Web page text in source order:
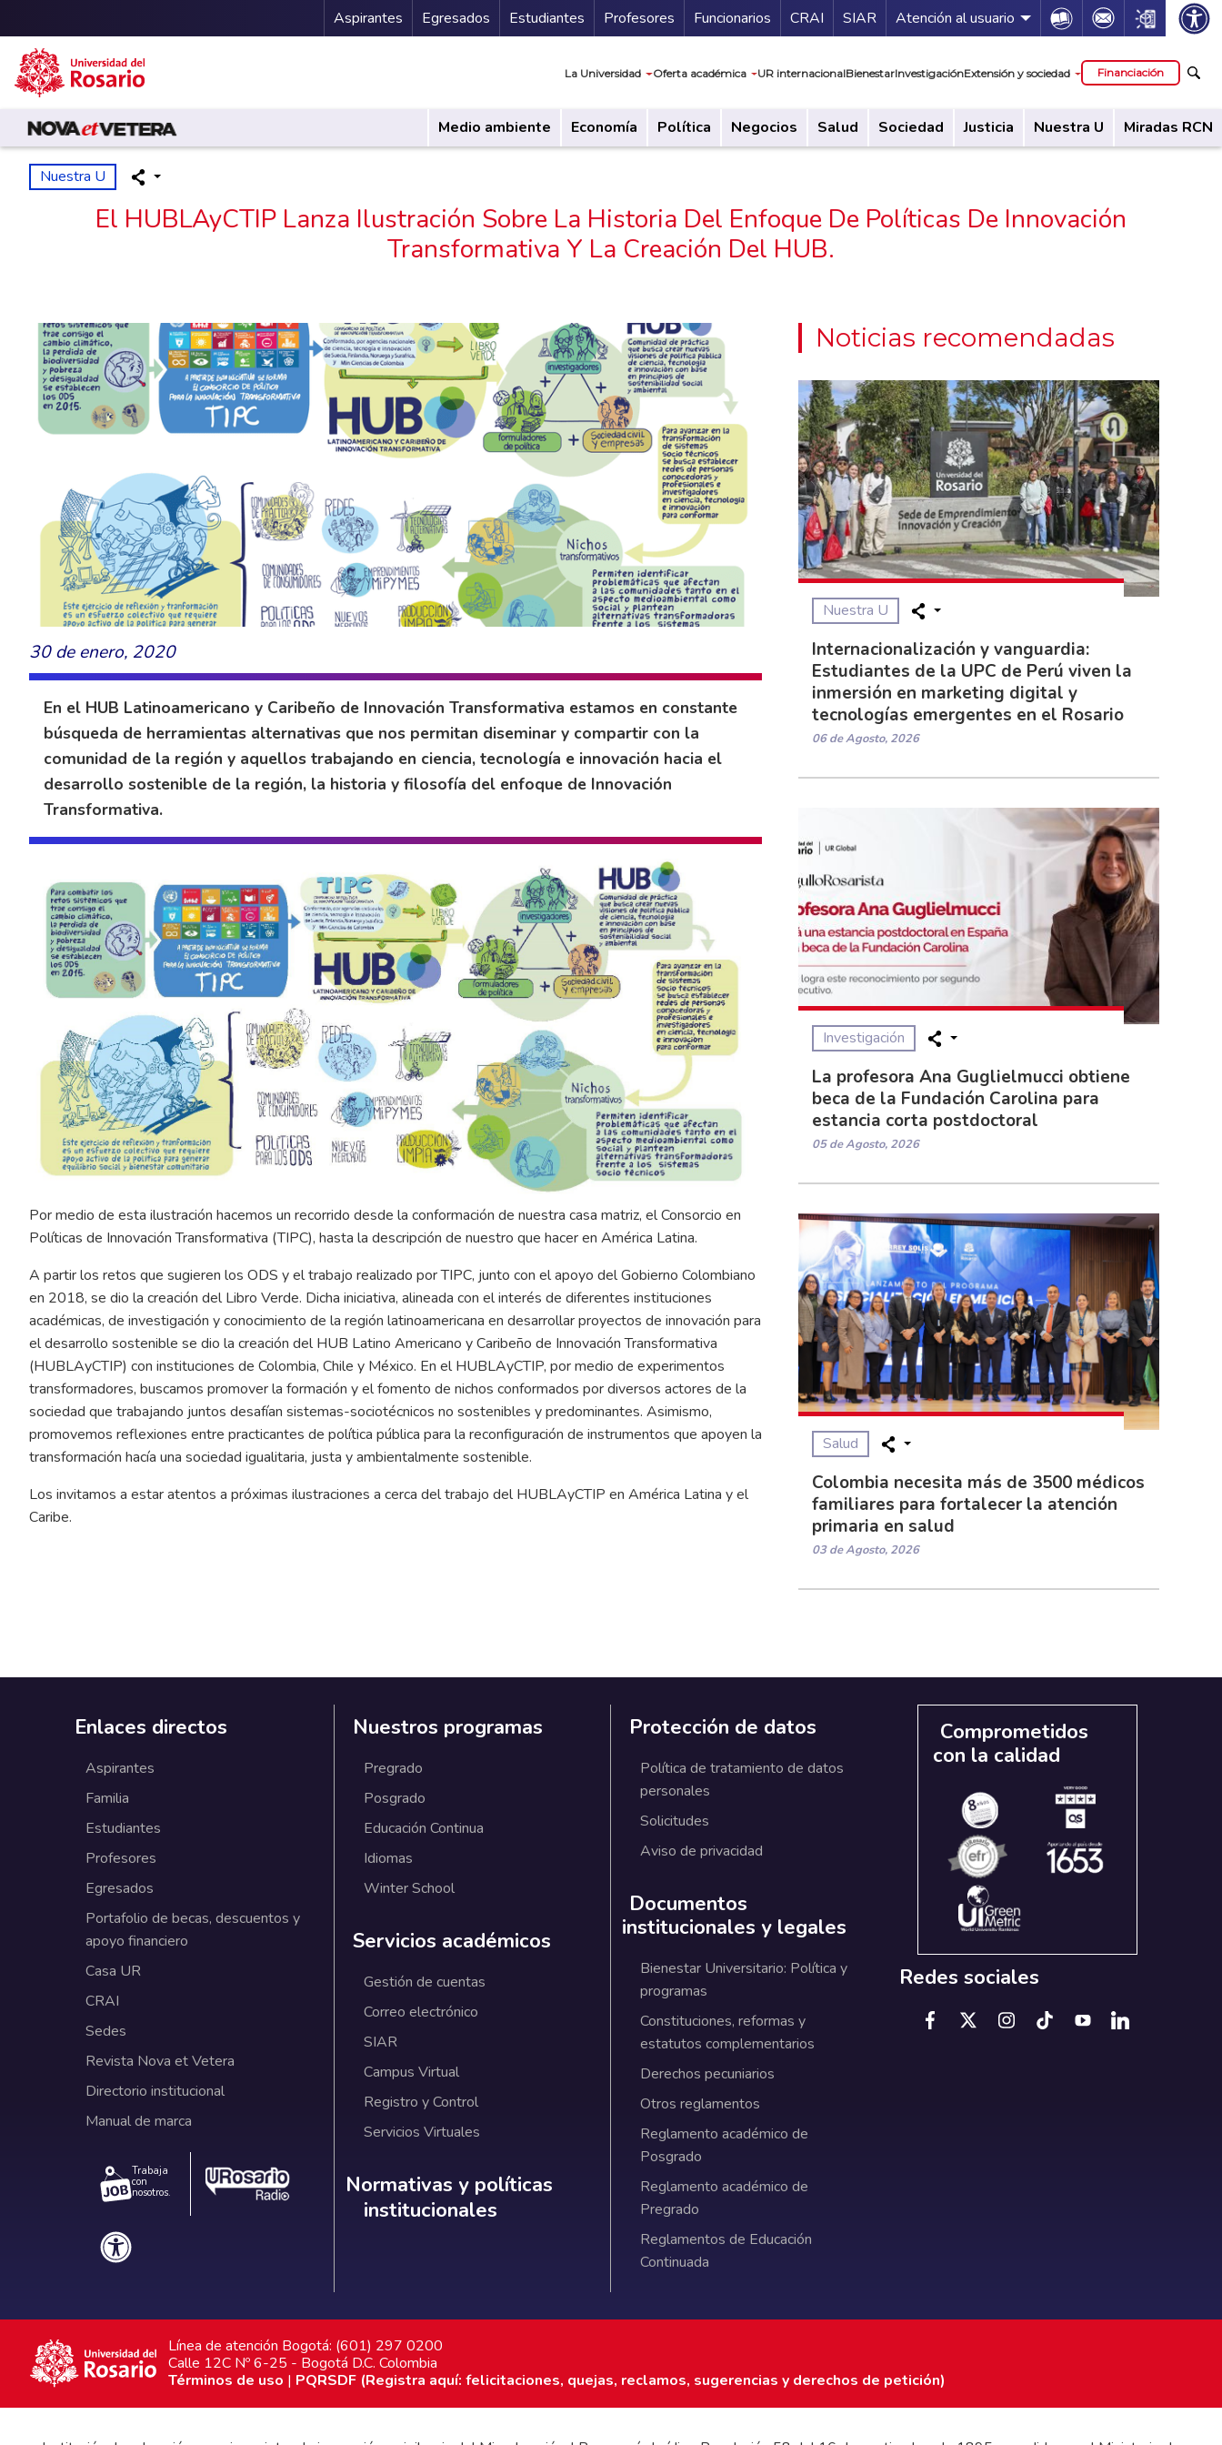
Pasar al contenido principal
Menu Secundario
Aspirantes Egresados Estudiantes Profesores Funcionarios Guía de servicios
CRAI SIAR Atención al usuario Icon Icon Icon
La Universidad Oferta académica UR internacionalBienestarInvestigaciónExtensión y sociedad Financiación
Medio ambiente Economía Política Negocios Salud Sociedad Justicia Nuestra U Miradas RCN
Nuestra U
El HUBLAyCTIP Lanza Ilustración Sobre La Historia Del Enfoque De Políticas De Innovación
Transformativa Y La Creación Del HUB.
30 de enero, 2020
En el HUB Latinoamericano y Caribeño de Innovación Transformativa estamos en constante
búsqueda de herramientas alternativas que nos permitan diseminar y compartir con la
comunidad de la región y aquellos trabajando en ciencia, tecnología e innovación hacia el
desarrollo sostenible de la región, la historia y filosofía del enfoque de Innovación
Transformativa.
Por medio de esta ilustración hacemos un recorrido desde la conformación de nuestra casa matriz, el Consorcio en
Políticas de Innovación Transformativa (TIPC), hasta la descripción de nuestro que hacer en América Latina.
A partir los retos que sugieren los ODS y el trabajo realizado por TIPC, junto con el apoyo del Gobierno Colombiano
en 2018, se dio la creación del Libro Verde. Dicha iniciativa, alineada con el interés de diferentes instituciones
académicas, de investigación y conocimiento de la región latinoamericana en desarrollar proyectos de innovación para
el desarrollo sostenible se dio la creación del HUB Latino Americano y Caribeño de Innovación Transformativa
(HUBLAyCTIP) con instituciones de Colombia, Chile y México. En el HUBLAyCTIP, por medio de experimentos
transformadores, buscamos promover la formación y el fomento de nichos conformados por diversos actores de la
sociedad que trabajando juntos desafían sistemas-sociotécnicos no sostenibles y predominantes. Asimismo,
promovemos reflexiones entre practicantes de política pública para la reconfiguración de instrumentos que apoyen la
transformación hacía una sociedad igualitaria, justa y ambientalmente sostenible.
Los invitamos a estar atentos a próximas ilustraciones a cerca del trabajo del HUBLAyCTIP en América Latina y el
Caribe.
Noticias recomendadas
Nuestra U
Internacionalización y vanguardia:
Estudiantes de la UPC de Perú viven la
inmersión en marketing digital y
tecnologías emergentes en el Rosario
06 de Agosto, 2026
Investigación
La profesora Ana Guglielmucci obtiene
beca de la Fundación Carolina para
estancia corta postdoctoral
05 de Agosto, 2026
Salud
Colombia necesita más de 3500 médicos
familiares para fortalecer la atención
primaria en salud
03 de Agosto, 2026
Enlaces directos
Aspirantes
Familia
Estudiantes
Profesores
Egresados
Portafolio de becas, descuentos y
apoyo financiero
Casa UR
CRAI
Sedes
Revista Nova et Vetera
Directorio institucional
Manual de marca
Trabaja
con
nosotros.
Nuestros programas
Pregrado
Posgrado
Educación Continua
Idiomas
Winter School
Servicios académicos
Gestión de cuentas
Correo electrónico
SIAR
Campus Virtual
Registro y Control
Servicios Virtuales
Normativas y políticas institucionales
Normativas y políticas
institucionales
Protección de datos
Política de tratamiento de datos
personales
Solicitudes
Aviso de privacidad
Documentos
institucionales y legales
Bienestar Universitario: Política y
programas
Constituciones, reformas y
estatutos complementarios
Derechos pecuniarios
Otros reglamentos
Reglamento académico de
Posgrado
Reglamento académico de
Pregrado
Reglamentos de Educación
Continuada
Comprometidos
con la calidad
Redes sociales
Línea de atención Bogotá: (601) 297 0200
Calle 12C Nº 6-25 - Bogotá D.C. Colombia
Términos de uso | PQRSDF (Registra aquí: felicitaciones, quejas, reclamos, sugerencias y derechos de petición)